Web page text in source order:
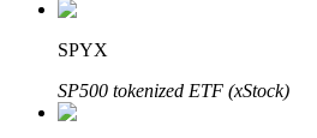
Découvrez comment gagner un
SPYX
SP500 tokenized ETF (xStock)